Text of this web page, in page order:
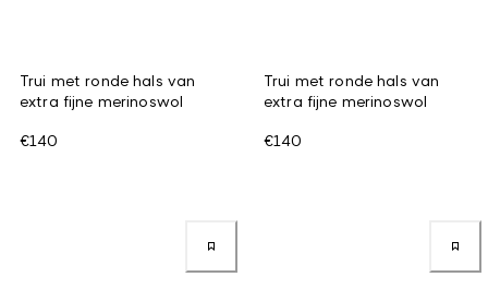
Trui met ronde hals van
extra fijne merinoswol
€140
Trui met ronde hals van
extra fijne merinoswol
€140